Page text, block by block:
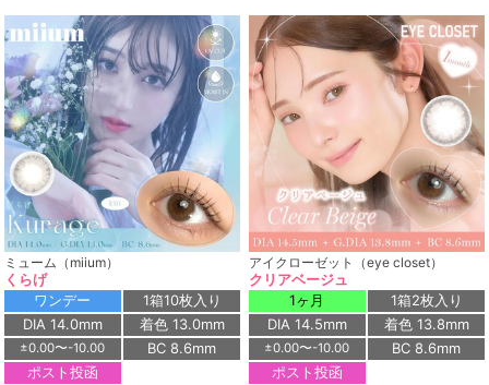
ミューム（miium）
くらげ
ワンデー
1箱10枚入り
DIA 14.0mm
着色 13.0mm
±0.00〜-10.00
BC 8.6mm
ポスト投函
アイクローゼット（eye closet）
クリアベージュ
1ヶ月
1箱2枚入り
DIA 14.5mm
着色 13.8mm
±0.00〜-10.00
BC 8.6mm
ポスト投函